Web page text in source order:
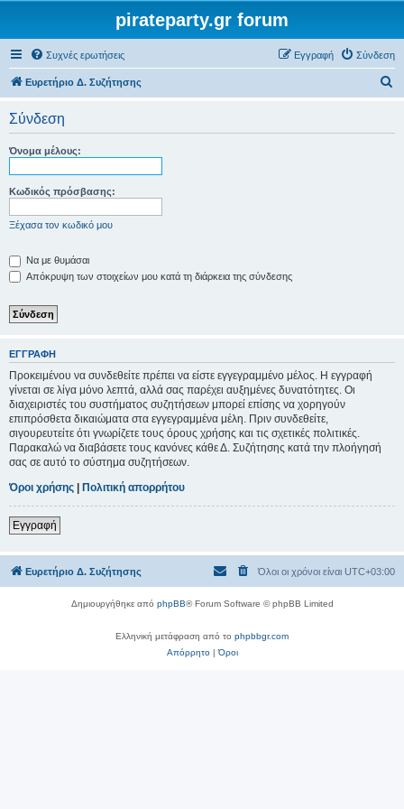
pirateparty.gr forum
Συχνές ερωτήσεις Σύνδεση
Εγγραφή
Ευρετήριο Δ. Συζήτησης
Σύνδεση
Όνομα μέλους:
Κωδικός πρόσβασης:
Ξέχασα τον κωδικό μου
Να με θυμάσαι
Απόκρυψη των στοιχείων μου κατά τη διάρκεια της σύνδεσης
ΕΓΓΡΑΦΉ
Προκειμένου να συνδεθείτε πρέπει να είστε εγγεγραμμένο μέλος. Η εγγραφή
γίνεται σε λίγα μόνο λεπτά, αλλά σας παρέχει αυξημένες δυνατότητες. Οι
διαχειριστές του συστήματος συζητήσεων μπορεί επίσης να χορηγούν
επιπρόσθετα δικαιώματα στα εγγεγραμμένα μέλη. Πριν συνδεθείτε,
σιγουρευτείτε ότι γνωρίζετε τους όρους χρήσης και τις σχετικές πολιτικές.
Παρακαλώ να διαβάσετε τους κανόνες κάθε Δ. Συζήτησης κατά την πλοήγησή
σας σε αυτό το σύστημα συζητήσεων.
Όροι χρήσης | Πολιτική απορρήτου
Εγγραφή
Ευρετήριο Δ. Συζήτησης Όλοι οι χρόνοι είναι UTC+03:00
Δημιουργήθηκε από phpBB® Forum Software © phpBB Limited
Ελληνική μετάφραση από το phpbbgr.com
Απόρρητο|Όροι